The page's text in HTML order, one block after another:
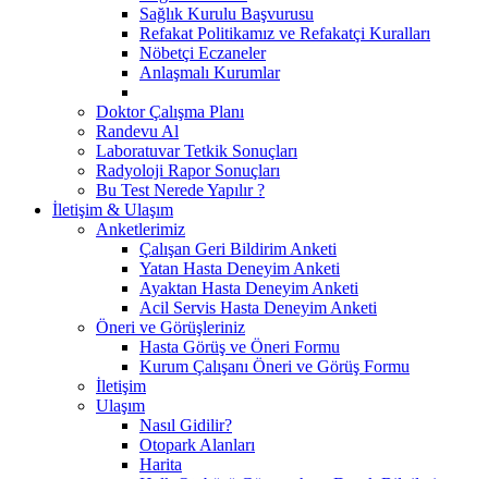
Sağlık Kurulu Başvurusu
Refakat Politikamız ve Refakatçi Kuralları
Nöbetçi Eczaneler
Anlaşmalı Kurumlar
Doktor Çalışma Planı
Randevu Al
Laboratuvar Tetkik Sonuçları
Radyoloji Rapor Sonuçları
Bu Test Nerede Yapılır ?
İletişim & Ulaşım
Anketlerimiz
Çalışan Geri Bildirim Anketi
Yatan Hasta Deneyim Anketi
Ayaktan Hasta Deneyim Anketi
Acil Servis Hasta Deneyim Anketi
Öneri ve Görüşleriniz
Hasta Görüş ve Öneri Formu
Kurum Çalışanı Öneri ve Görüş Formu
İletişim
Ulaşım
Nasıl Gidilir?
Otopark Alanları
Harita